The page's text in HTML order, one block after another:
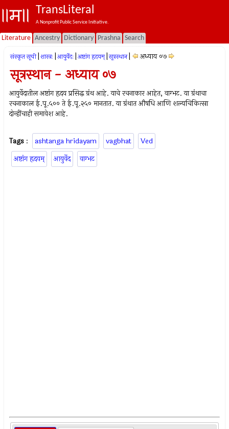
TransLiteral
A Nonprofit Public Service Initiative.
Literature Ancestry Dictionary Prashna Search
संस्कृत सूची शास्त्रः आयुर्वेदः अष्टांग हृदयम् सूत्रस्थान अध्याय ०७
सूत्रस्थान - अध्याय ०७
आयुर्वेदातील अष्टांग हृदय प्रसिद्ध ग्रंथ आहे. याचे रचनाकार आहेत, वाग्भट. या ग्रंथाचा
रचनाकाल ई.पू.५०० ते ई.पू.२५० मानतात. या ग्रंथात औषधि आणि शल्यचिकित्सा
दोन्हींचाही समावेश आहे.
Tags : ashtanga hridayam vagbhat
Ved
अष्टांग हृदयम्
आयुर्वेद वाग्भट